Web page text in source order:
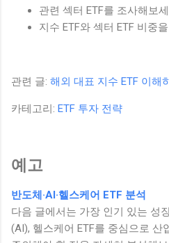
관련 섹터 ETF를 조사해보세
지수 ETF와 섹터 ETF 비중
관련 글: 해외 대표 지수 ETF 이해
카테고리: ETF 투자 전략
예고
반도체·AI·헬스케어 ETF 분석
다음 글에서는 가장 인기 있는 성
(AI), 헬스케어 ETF를 중심으로 산